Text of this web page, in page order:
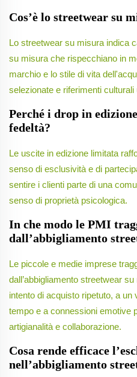
Cos’è lo streetwear su
Lo streetwear su misura indica
su misura che rispecchiano in
marchio e lo stile di vita
selezionate e riferimenti culturali
Perché i drop in
fedeltà?
Le uscite in edizione limitata
senso di esclusività e di
sentire i clienti parte di una
senso di proprietà psicologica.
In che modo le PMI
dall’abbigliamento
Le piccole e medie imprese
dall’abbigliamento streetwear
intento di acquisto ripetuto, a
tempo e a connessioni emotive
artigianalità e collaborazione.
Cosa rende efficace
nell’abbigliamento